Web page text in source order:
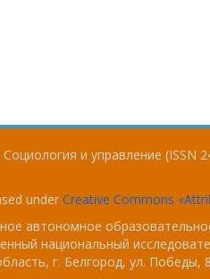
и управление (ISSN
under Creative Commons
автономное
национальный
г. Белгород, ул. Победы,